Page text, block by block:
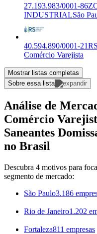
27.193.983/0001-86
INDUSTRIALSão
40.594.890/0001-21
Comércio Varejista
Mostrar listas completas
Sobre essa lista
Análise de
Comércio
Saneantes
no Brasil
Descubra 4 motivos para
segmento de mercado:
São Paulo3.186
Rio de Janeiro1.202
Fortaleza811 empresas